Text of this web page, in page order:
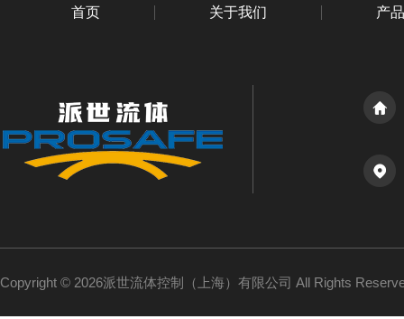
首页 关于我们 产
Copyright © 2026派世流体控制（上海）有限公司 All Rights